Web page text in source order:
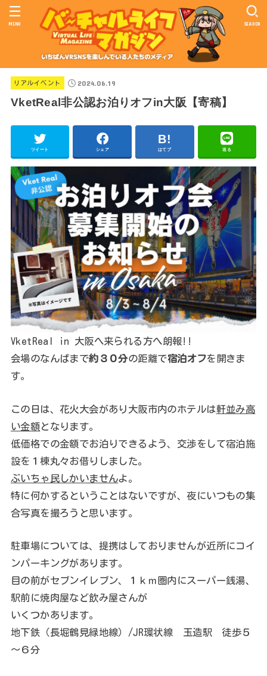
SEARCH
MENU
リアルイベント 2024.06.19
VketReal非公認お泊りオフin大阪【寄稿】
ツイート シェア はてブ 送る
VketReal in 大阪へ来られる方へ朗報!!
会場のなんばまで約３０分の距離で宿泊オフを開きま
す。
この日は、花火大会があり大阪市内のホテルは軒並み高
い金額となります。
低価格での金額でお泊りできるよう、交渉をして宿泊施
設を１棟丸々お借りしました。
ぶいちゃ民しかいませんよ。
特に何かするということはないですが、夜にいつもの集
合写真を撮ろうと思います。
駐車場については、提携はしておりませんが近所にコイ
ンパーキングがあります。
目の前がセブンイレブン、１ｋｍ圏内にスーパー銭湯、
駅前に焼肉屋など飲み屋さんが
いくつかあります。
地下鉄（長堀鶴見緑地線）/JR環状線 玉造駅 徒歩５
～６分